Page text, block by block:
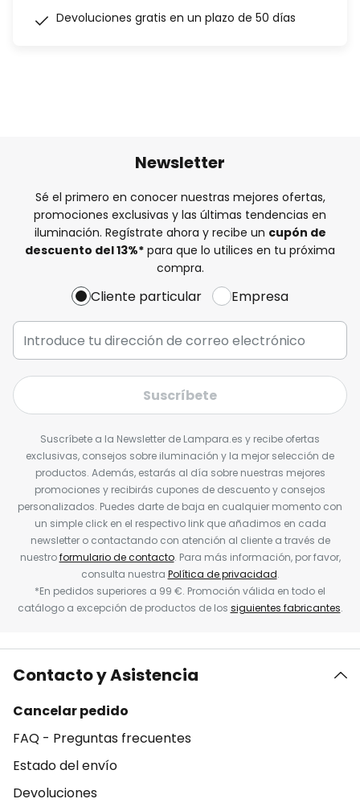
Devoluciones gratis en un plazo de 50 días
Newsletter
Sé el primero en conocer nuestras mejores ofertas,
promociones exclusivas y las últimas tendencias en
iluminación. Regístrate ahora y recibe un cupón de
descuento del13%* para que lo utilices en tu próxima
compra.
Cliente particular Empresa
Suscríbete
Suscríbete a la Newsletter de Lampara.es y recibe ofertas
exclusivas, consejos sobre iluminación y la mejor selección de
productos. Además, estarás al día sobre nuestras mejores
promociones y recibirás cupones de descuento y consejos
personalizados. Puedes darte de baja en cualquier momento con
un simple click en el respectivo link que añadimos en cada
newsletter o contactando con atención al cliente a través de
nuestroformulario de contacto. Para más información, por favor,
consulta nuestra Política de privacidad.
*En pedidos superiores a 99 €. Promoción válida en todo el
catálogo a excepción de productos de los siguientes fabricantes.
Contacto y Asistencia
Cancelar pedido
FAQ - Preguntas frecuentes
Estado del envío
Devoluciones